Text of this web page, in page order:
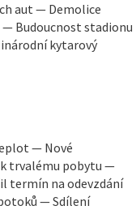
aut — Demolice
Budoucnost stadionu
kytarový
— Nové
trvalému pobytu —
termín na odevzdání
— Sdílení